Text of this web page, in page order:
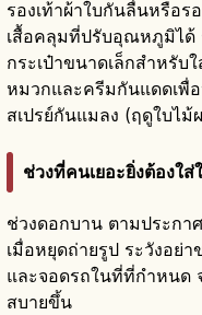
รองเท้าผ้าใบกันลื่นหรือร
เสื้อคลุมที่ปรับอุณหภูมิได้
กระเป๋าขนาดเล็กสำหรับ
หมวกและครีมกันแดดเพื่
สเปรย์กันแมลง (ฤดูใบไ
ช่วงที่คนเยอะยิ่งต้องใ
ช่วงดอกบาน ตามประก
เมื่อหยุดถ่ายรูป ระวังอย่า
และจอดรถในที่ที่กำหนด
สบายขึ้น